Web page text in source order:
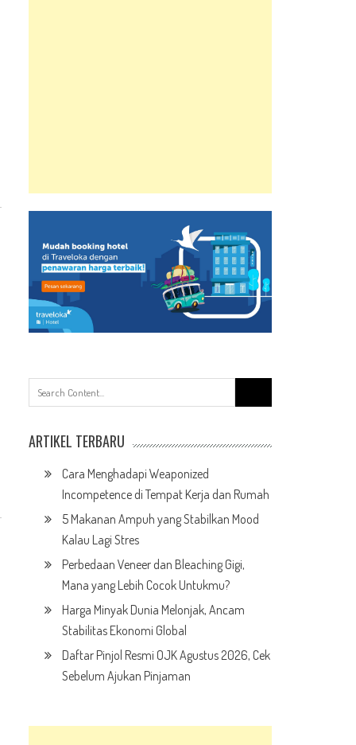
ARTIKEL TERBARU
Cara Menghadapi Weaponized
Incompetence di Tempat Kerja dan Rumah
5 Makanan Ampuh yang Stabilkan Mood
Kalau Lagi Stres
Perbedaan Veneer dan Bleaching Gigi,
Mana yang Lebih Cocok Untukmu?
Harga Minyak Dunia Melonjak, Ancam
Stabilitas Ekonomi Global
Daftar Pinjol Resmi OJK Agustus 2026, Cek
Sebelum Ajukan Pinjaman